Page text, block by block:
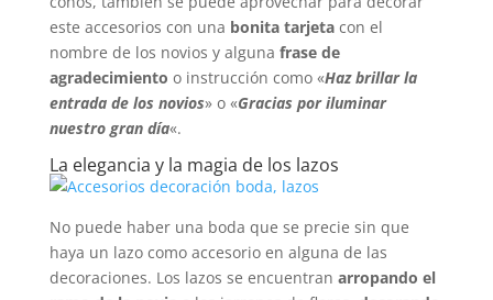
este accesorios con una bonita tarjetacon el
nombre de los novios y alguna frase de
agradecimiento o instrucción como «Haz brillar la
entrada de los novios» o «Gracias por iluminar
nuestro gran día«.
La elegancia y la magia de los lazos
No puede haber una boda que se precie sin que
haya un lazo como accesorio en alguna de las
decoraciones. Los lazos se encuentran arropando el